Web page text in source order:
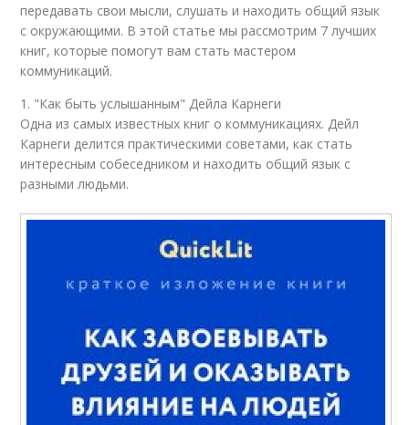
передавать свои мысли, слушать и находить общий язык
с окружающими. В этой статье мы рассмотрим 7 лучших
книг, которые помогут вам стать мастером
коммуникаций.
1. "Как быть услышанным" Дейла Карнеги
Одна из самых известных книг о коммуникациях. Дейл
Карнеги делится практическими советами, как стать
интересным собеседником и находить общий язык с
разными людьми.